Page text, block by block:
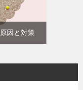
因と対策